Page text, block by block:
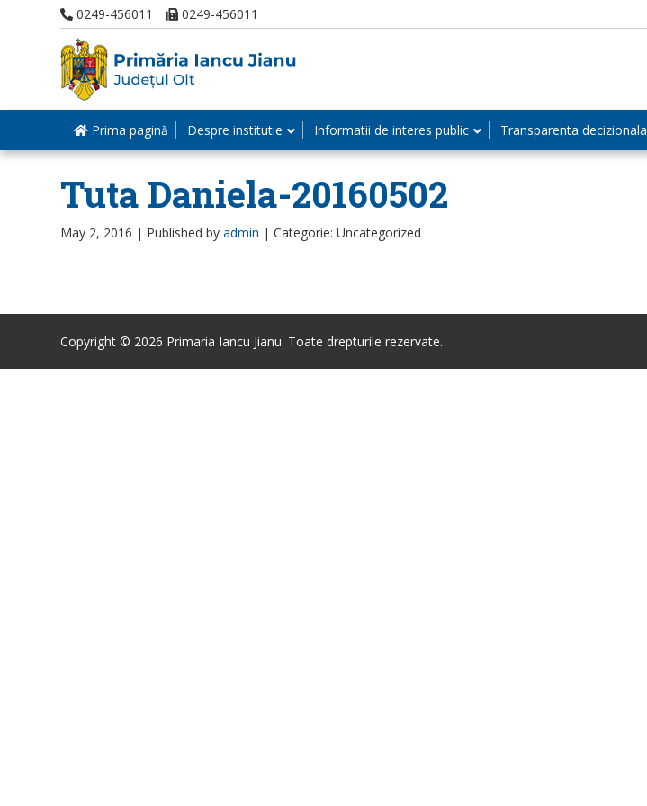
0249-456011 0249-456011
Prima pagină Despre institutie Informatii de interes public Transparenta decizionala
Tuta Daniela-20160502
May 2, 2016 | Published by admin | Categorie: Uncategorized
Copyright © 2026 Primaria Iancu Jianu. Toate drepturile rezervate.